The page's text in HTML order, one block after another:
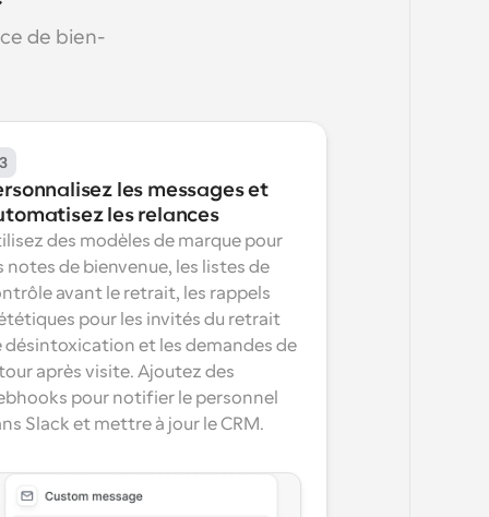
de bien-
les messages et
les relances
des modèles de marque pour
notes de bienvenue, les listes de
avant le retrait, les rappels
pour les invités du retrait
désintoxication et les demandes de
après visite. Ajoutez des
pour notifier le personnel
Slack et mettre à jour le CRM.